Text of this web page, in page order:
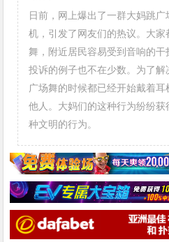
日前，网上爆出了一群大妈跳
机，引发了网友们的热议。大
舞，附近居民容易受到音响的
投诉的例子也不在少数。为了
广场舞的时候都已经开始戴着
他人。大妈们的这种行为纷纷
种文明的行为。